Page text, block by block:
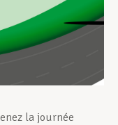
la journée